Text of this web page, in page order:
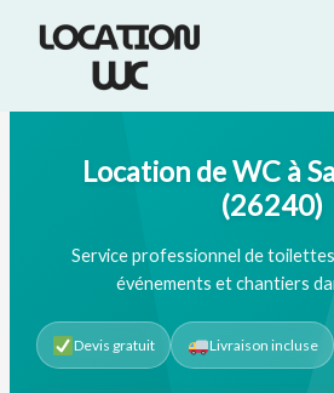
Location de WC à
(26240)
Service professionnel de
événements et chantiers
Devis gratuit Livraison incluse